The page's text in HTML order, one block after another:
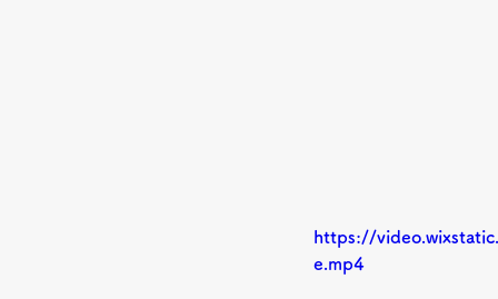
https://
e.mp4